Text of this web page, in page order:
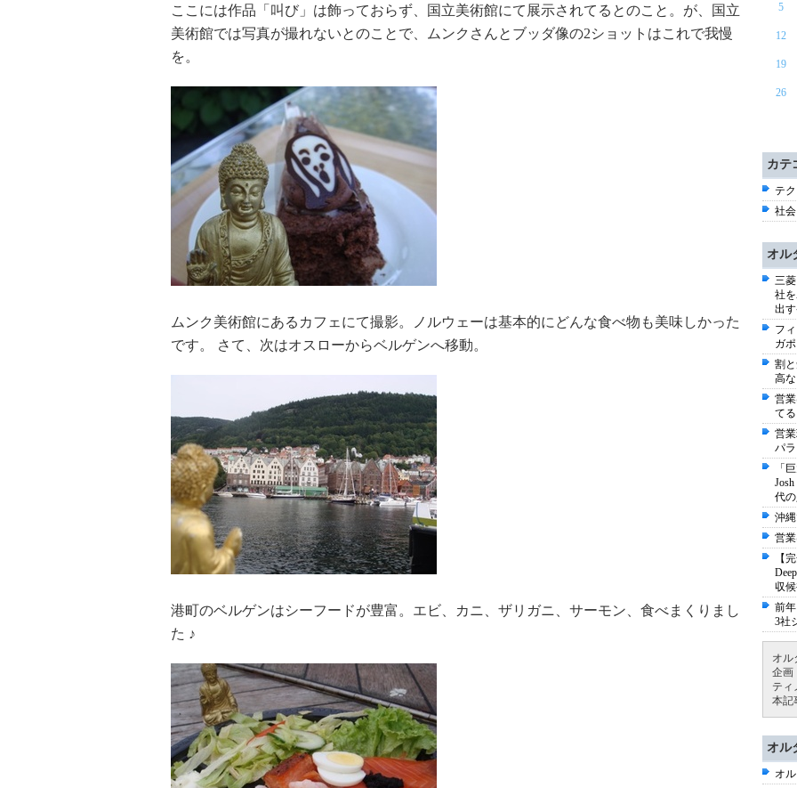
ここには作品「叫び」は飾っておらず、国立美術館にて展示されてるとのこと。が、国立
美術館では写真が撮れないとのことで、ムンクさんとブッダ像の2ショットはこれで我慢
を。
ムンク美術館にあるカフェにて撮影。ノルウェーは基本的にどんな食べ物も美味しかった
です。 さて、次はオスローからベルゲンへ移動。
港町のベルゲンはシーフードが豊富。エビ、カニ、ザリガニ、サーモン、食べまくりまし
た ♪
5
12
19
26
カテ
テ
社
オル
三
社
出
フ
ガ
割
高
営
てる
営
パ
「
代
沖
営
【
収
前
3社
オル
企画
ティ
本記
オル
オ